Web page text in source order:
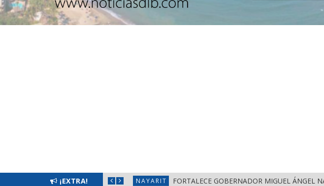
¡EXTRA!
BIENESTAR EN NAYARIT NAYARIT FORTALECE GOBERNADOR MIGUEL ÁNGEL